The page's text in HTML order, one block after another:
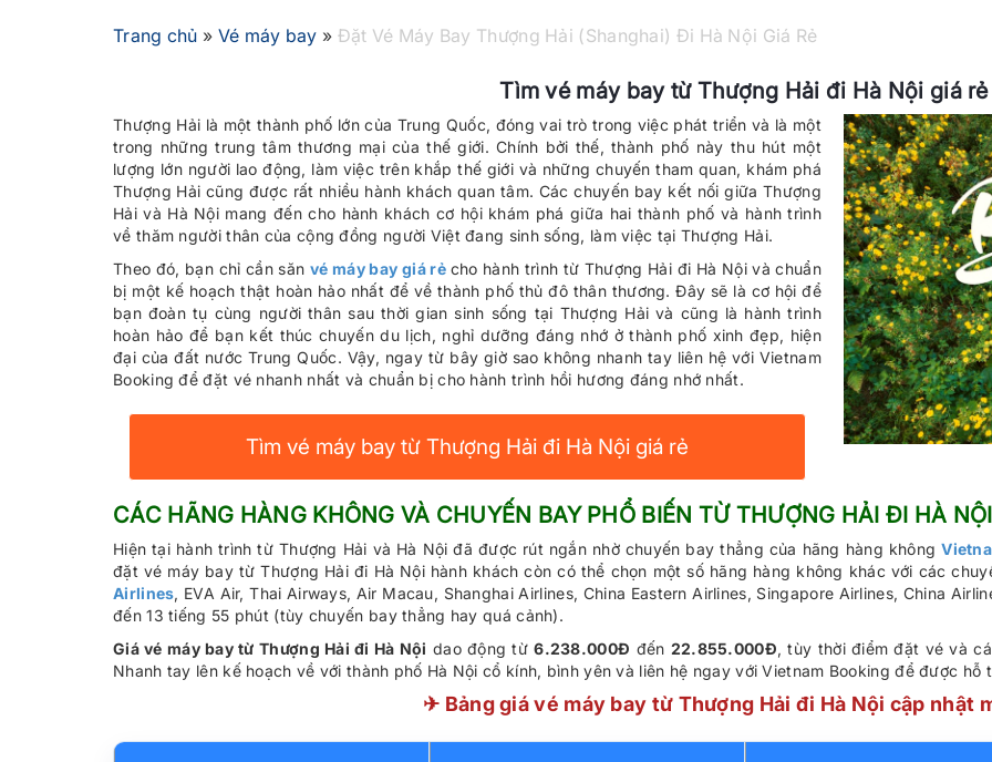
Trang chủ » Vé máy bay » Đặt Vé Máy Bay Thượng Hải (Shanghai) Đi Hà Nội Giá Rẻ
Tìm vé máy bay từ Thượng Hải đi Hà Nội giá rẻ
Thượng Hải là một thành phố lớn của Trung Quốc, đóng vai trò trong việc phát triển và là một
trong những trung tâm thương mại của thế giới. Chính bởi thế, thành phố này thu hút một
lượng lớn người lao động, làm việc trên khắp thế giới và những chuyến tham quan, khám phá
Thượng Hải cũng được rất nhiều hành khách quan tâm. Các chuyến bay kết nối giữa Thượng
Hải và Hà Nội mang đến cho hành khách cơ hội khám phá giữa hai thành phố và hành trình
về thăm người thân của cộng đồng người Việt đang sinh sống, làm việc tại Thượng Hải.
Theo đó, bạn chỉ cần săn vé máy bay giá rẻ cho hành trình từ Thượng Hải đi Hà Nội và chuẩn
bị một kế hoạch thật hoàn hảo nhất để về thành phố thủ đô thân thương. Đây sẽ là cơ hội để
bạn đoàn tụ cùng người thân sau thời gian sinh sống tại Thượng Hải và cũng là hành trình
hoàn hảo để bạn kết thúc chuyến du lịch, nghỉ dưỡng đáng nhớ ở thành phố xinh đẹp, hiện
đại của đất nước Trung Quốc. Vậy, ngay từ bây giờ sao không nhanh tay liên hệ với Vietnam
Booking để đặt vé nhanh nhất và chuẩn bị cho hành trình hồi hương đáng nhớ nhất.
Tìm vé máy bay từ Thượng Hải đi Hà Nội giá rẻ
CÁC HÃNG HÀNG KHÔNG VÀ CHUYẾN BAY PHỔ BIẾN TỪ THƯỢNG HẢI ĐI HÀ NỘI
Hiện tại hành trình từ Thượng Hải và Hà Nội đã được rút ngắn nhờ chuyến bay thẳng của hãng hàng không
đặt vé máy bay từ Thượng Hải đi Hà Nội hành khách còn có thể chọn một số hãng hàng không khác với các
Airlines, EVA Air, Thai Airways, Air Macau, Shanghai Airlines, China Eastern Airlines, Singapore Airlines, China
đến 13 tiếng 55 phút (tùy chuyến bay thẳng hay quá cảnh).
Giá vé máy bay từ Thượng Hải đi Hà Nội dao động từ6.238.000Đ đến 22.855.000Đ, tùy thời điểm đặt vé và
Nhanh tay lên kế hoạch về với thành phố Hà Nội cổ kính, bình yên và liên hệ ngay với Vietnam Booking để được hỗ
✈ Bảng giá vé máy bay từ Thượng Hải đi Hà Nội cập nhật